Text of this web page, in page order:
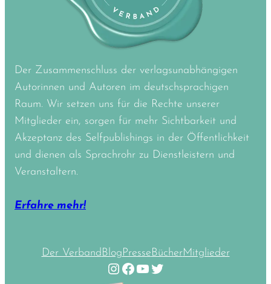
Der Zusammenschluss der verlagsunabhängigen
Autorinnen und Autoren im deutschsprachigen
Raum. Wir setzen uns für die Rechte unserer
Mitglieder ein, sorgen für mehr Sichtbarkeit und
Akzeptanz des Selfpublishings in der Öffentlichkeit
und dienen als Sprachrohr zu Dienstleistern und
Veranstaltern.
Erfahre mehr!
Der VerbandBlogPresseBücherMitglieder
Instagram Facebook YouTube Twitter